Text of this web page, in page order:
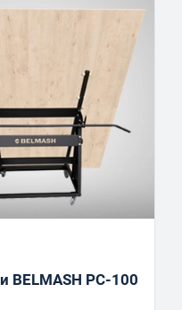
BELMASH PC-100